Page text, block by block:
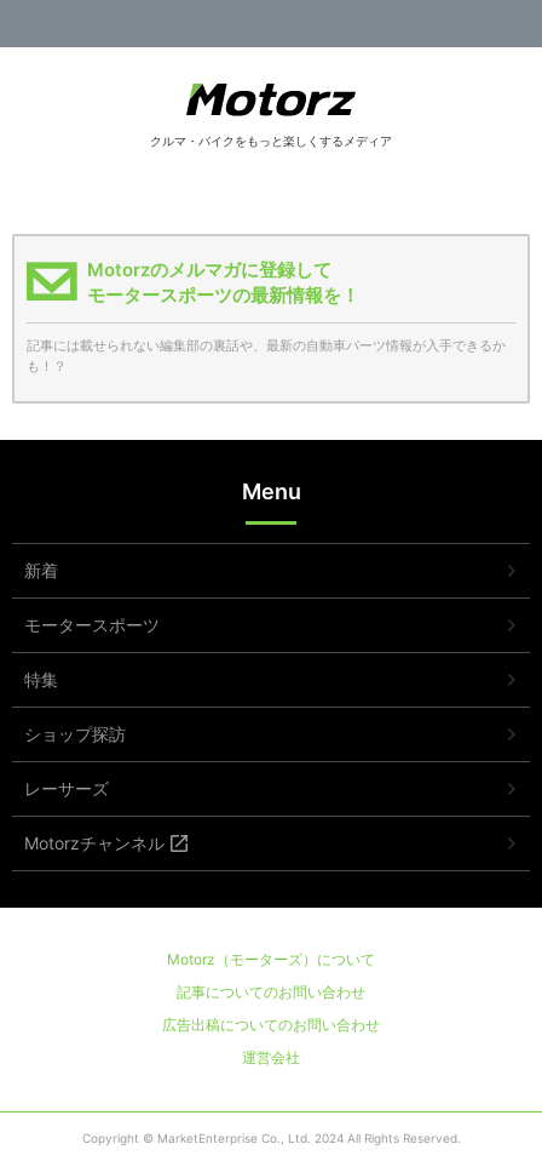
クルマ・バイクをもっと楽しくするメディア
Motorzのメルマガに登録して
モータースポーツの最新情報を！
記事には載せられない編集部の裏話や、最新の自動車パーツ情報が入手できるか
も！？
Menu
新着
モータースポーツ
特集
ショップ探訪
レーサーズ
Motorzチャンネル
Motorz（モーターズ）について
記事についてのお問い合わせ
広告出稿についてのお問い合わせ
運営会社
Copyright © MarketEnterprise Co., Ltd. 2024 All Rights Reserved.